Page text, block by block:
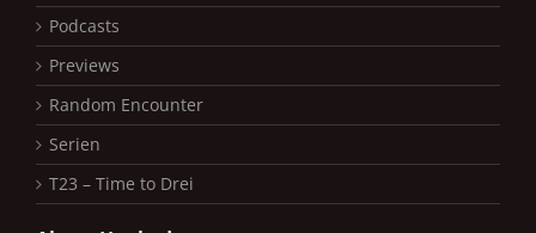
Podcasts
Previews
Random Encounter
Serien
T23 – Time to Drei